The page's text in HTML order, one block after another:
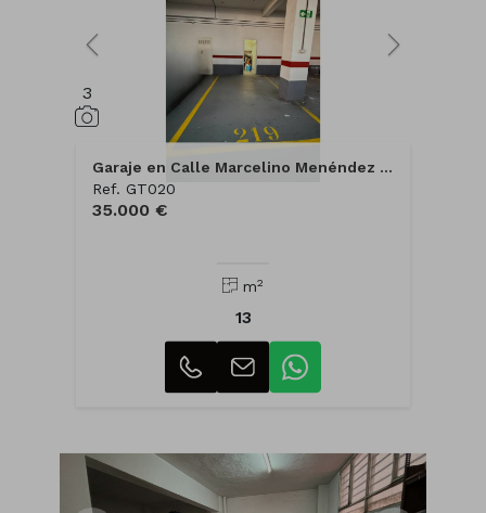
3
Garaje en Calle Marcelino Menéndez y Pelayo
Ref. GT020
35.000 €
m2
13